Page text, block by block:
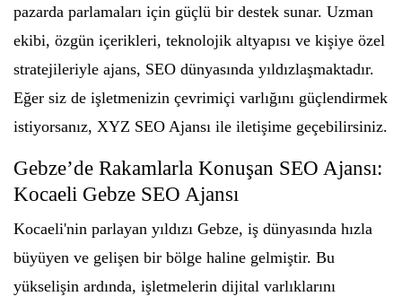
pazarda parlamaları için güçlü bir destek sunar. Uzman
ekibi, özgün içerikleri, teknolojik altyapısı ve kişiye özel
stratejileriyle ajans, SEO dünyasında yıldızlaşmaktadır.
Eğer siz de işletmenizin çevrimiçi varlığını güçlendirmek
istiyorsanız, XYZ SEO Ajansı ile iletişime geçebilirsiniz.
Gebze’de Rakamlarla Konuşan SEO Ajansı:
Kocaeli Gebze SEO Ajansı
Kocaeli'nin parlayan yıldızı Gebze, iş dünyasında hızla
büyüyen ve gelişen bir bölge haline gelmiştir. Bu
yükselişin ardında, işletmelerin dijital varlıklarını